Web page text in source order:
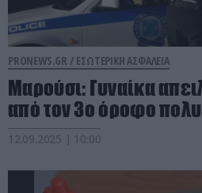
PRONEWS.GR / ΕΣΩΤΕΡΙΚΗ ΑΣΦΑΛΕΙΑ
Μαρούσι: Γυναίκα
από τον 3ο όροφο
12.09.2025 | 10:00